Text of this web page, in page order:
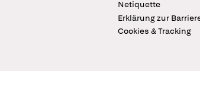
Netiquette
Erklärung zur
Cookies & Tracking